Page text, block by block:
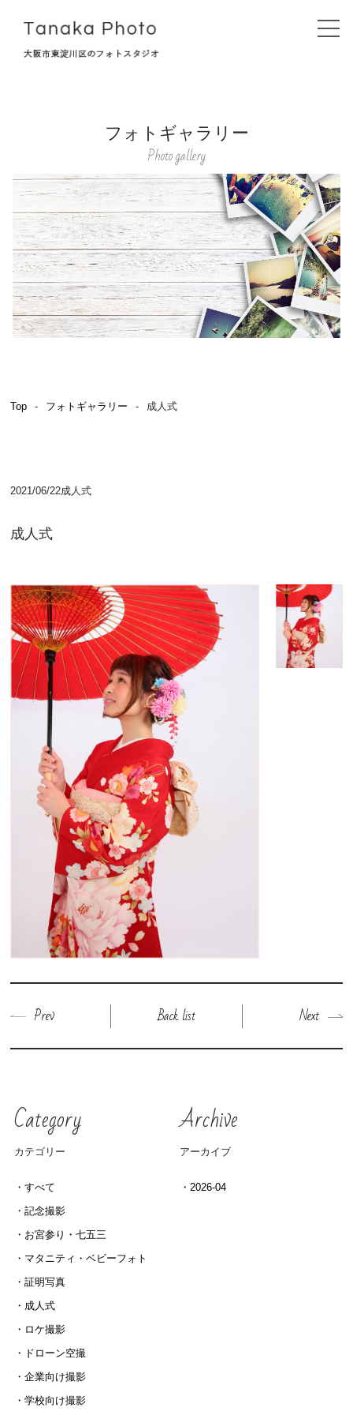
タナカフォトについて
撮影プラン
記念撮影
お宮参り・七五三
マタニティ・ベビーフォト
成⼈式
企業向け出張撮影
学校向け出張撮影
フォトギャラリー
よくある質問
ブログ・お知らせ
カメラマン募集
予約・お問い合わせ
フォトギャラリー
Photo gallery
Top フォトギャラリー 成人式
2021/06/22成人式
成人式
Prev Back list Next
Category
カテゴリー
すべて
記念撮影
お宮参り・七五三
マタニティ・ベビーフォト
証明写真
成人式
ロケ撮影
ドローン空撮
企業向け撮影
学校向け撮影
Archive
アーカイブ
2026-04